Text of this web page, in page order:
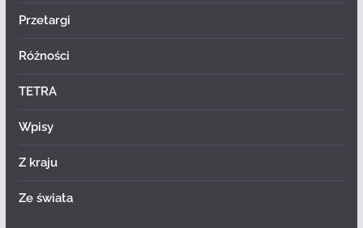
Przetargi
Różności
TETRA
Wpisy
Z kraju
Ze świata